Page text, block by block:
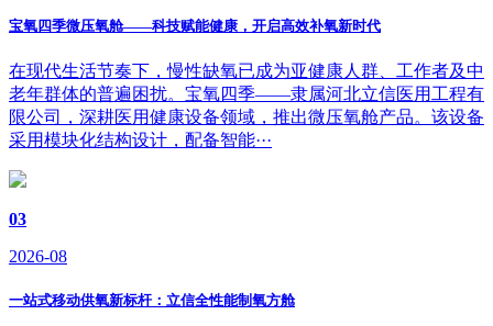
宝氧四季微压氧舱——科技赋能健康，开启高效补氧新时代
在现代生活节奏下，慢性缺氧已成为亚健康人群、工作者及中
老年群体的普遍困扰。宝氧四季——隶属河北立信医用工程有
限公司，深耕医用健康设备领域，推出微压氧舱产品。该设备
采用模块化结构设计，配备智能···
03
2026-08
一站式移动供氧新标杆：立信全性能制氧方舱